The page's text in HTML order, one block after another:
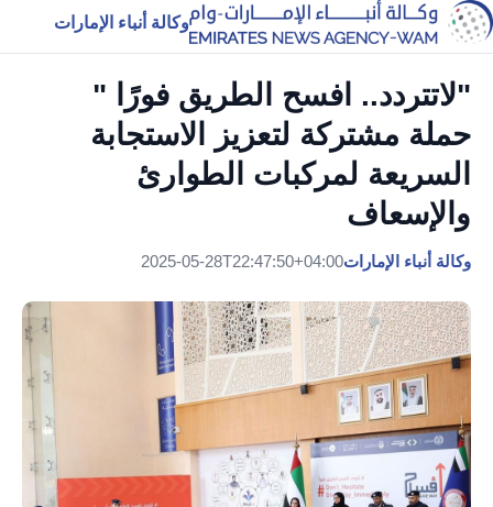
وكالة أنباء الإمارات
"لاتتردد.. افسح الطريق فورًا "
حملة مشتركة لتعزيز الاستجابة
السريعة لمركبات الطوارئ
والإسعاف
وكالة أنباء الإمارات2025-05-28T22:47:50+04:00